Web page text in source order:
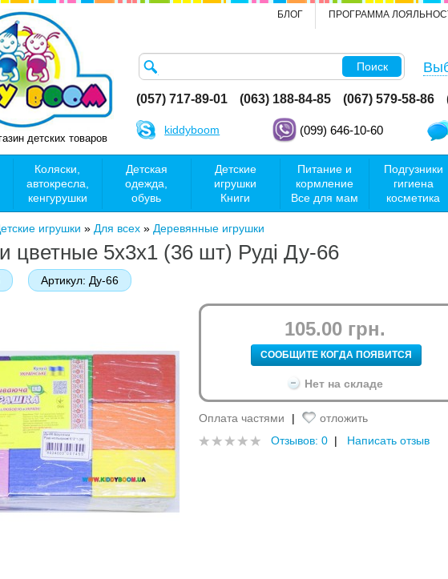
ПРОГРАММА
БЛОГ
детских товаров
Поиск
(057) 717-89-01 (063) 188-84-85 (067) 579-58-86
kiddyboom (099) 646-10-60
Коляски,
автокресла,
кенгурушки
Детская
одежда,
обувь
Детские
игрушки
Книги
Питание и
кормление
Все для мам
Подгузники
гигиена
косметика
игрушки » Для всех » Деревянные игрушки
цветные 5х3х1 (36 шт) Руді Ду-66
Артикул: Ду-66
105.00 грн.
СООБЩИТЕ КОГДА ПОЯВИТСЯ
Нет на складе
Оплата частями |
отложить
Отзывов: 0 | Написать отзыв